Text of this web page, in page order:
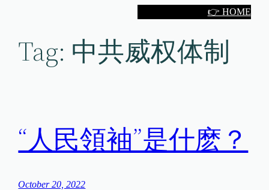
👉 HOME
Tag: 中共威权体制
“人民領袖”是什麽？
October 20, 2022